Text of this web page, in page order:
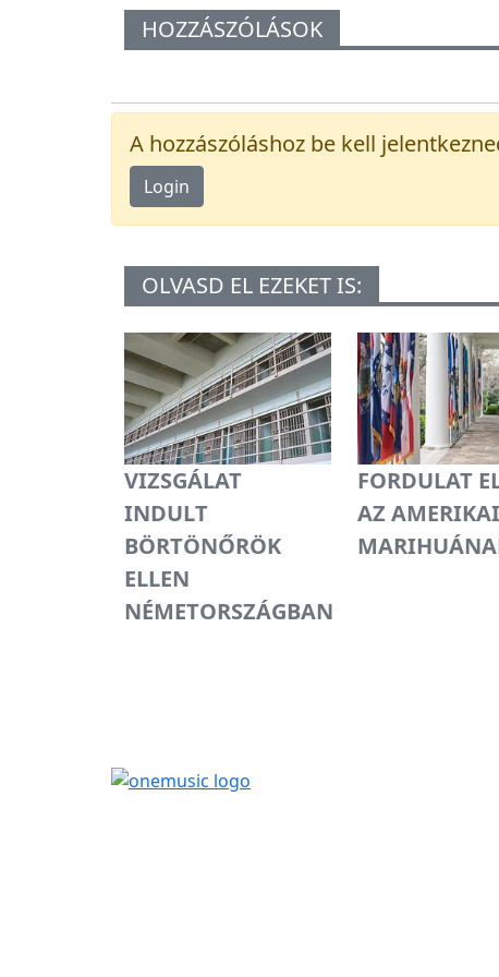
HOZZÁSZÓLÁSOK
A hozzászóláshoz be kell
Login
OLVASD EL EZEKET IS:
VIZSGÁLAT
INDULT
BÖRTÖNŐRÖK
ELLEN
NÉMETORSZÁGBAN
FORDULAT
AZ AMERIKAI